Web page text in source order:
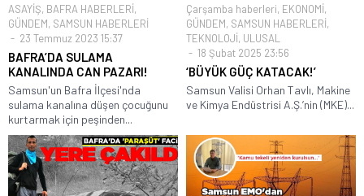
ASAYİŞ, BAFRA HABERLERİ,
GÜNDEM, SAMSUN HABERLERİ
23 Temmuz 2023 15:37
BAFRA’DA SULAMA
KANALINDA CAN PAZARI!
Samsun'un Bafra İlçesi'nda
sulama kanalına düşen çocuğunu
kurtarmak için peşinden...
Çarşamba haberleri, EKONOMİ,
GÜNDEM, SAMSUN HABERLERİ,
TEKNOLOJİ, ULUSAL
18 Şubat 2025 23:56
‘BÜYÜK GÜÇ KATACAK!’
Samsun Valisi Orhan Tavlı, Makine
ve Kimya Endüstrisi A.Ş.’nin (MKE)...